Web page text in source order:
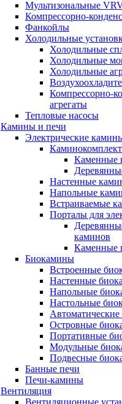
Мультизональные
Компрессорно-
Фанкойлы
Холодильные
Холодильные
Холодильные
Холодильные
Компрессорно-
агрегаты
Тепловые насосы
Камины и печи
Электрические
Каменные
Настенные
Напольные
Встраиваемые
Порталы для
каминов
Каменные
Биокамины
Встроенные
Настенные
Напольные
Настольные
Островные
Портативные
Модульные
Подвесные
Банные печи
Печи-камины
Вентиляция
Вентиляционные